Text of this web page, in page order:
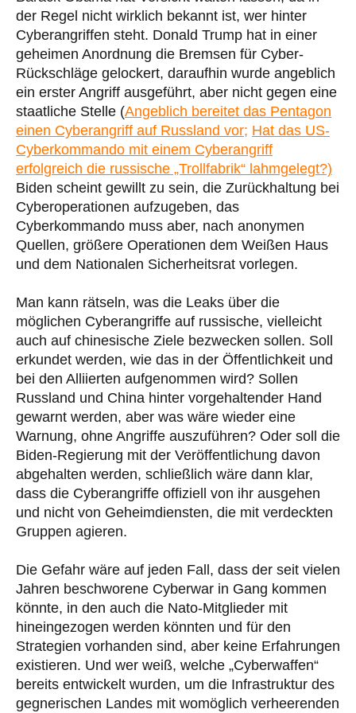
der Regel nicht wirklich bekannt ist, wer hinter
Cyberangriffen steht. Donald Trump hat in einer
geheimen Anordnung die Bremsen für Cyber-
Rückschläge gelockert, daraufhin wurde angeblich
ein erster Angriff ausgeführt, aber nicht gegen eine
staatliche Stelle (Angeblich bereitet das Pentagon
einen Cyberangriff auf Russland vor; Hat das US-
Cyberkommando mit einem Cyberangriff
erfolgreich die russische „Trollfabrik“ lahmgelegt?)
Biden scheint gewillt zu sein, die Zurückhaltung bei
Cyberoperationen aufzugeben, das
Cyberkommando muss aber, nach anonymen
Quellen, größere Operationen dem Weißen Haus
und dem Nationalen Sicherheitsrat vorlegen.
Man kann rätseln, was die Leaks über die
möglichen Cyberangriffe auf russische, vielleicht
auch auf chinesische Ziele bezwecken sollen. Soll
erkundet werden, wie das in der Öffentlichkeit und
bei den Alliierten aufgenommen wird? Sollen
Russland und China hinter vorgehaltender Hand
gewarnt werden, aber was wäre wieder eine
Warnung, ohne Angriffe auszuführen? Oder soll die
Biden-Regierung mit der Veröffentlichung davon
abgehalten werden, schließlich wäre dann klar,
dass die Cyberangriffe offiziell von ihr ausgehen
und nicht von Geheimdiensten, die mit verdeckten
Gruppen agieren.
Die Gefahr wäre auf jeden Fall, dass der seit vielen
Jahren beschworene Cyberwar in Gang kommen
könnte, in den auch die Nato-Mitglieder mit
hineingezogen werden könnten und für den
Strategien vorhanden sind, aber keine Erfahrungen
existieren. Und wer weiß, welche „Cyberwaffen“
bereits entwickelt wurden, um die Infrastruktur des
gegnerischen Landes mit womöglich verheerenden